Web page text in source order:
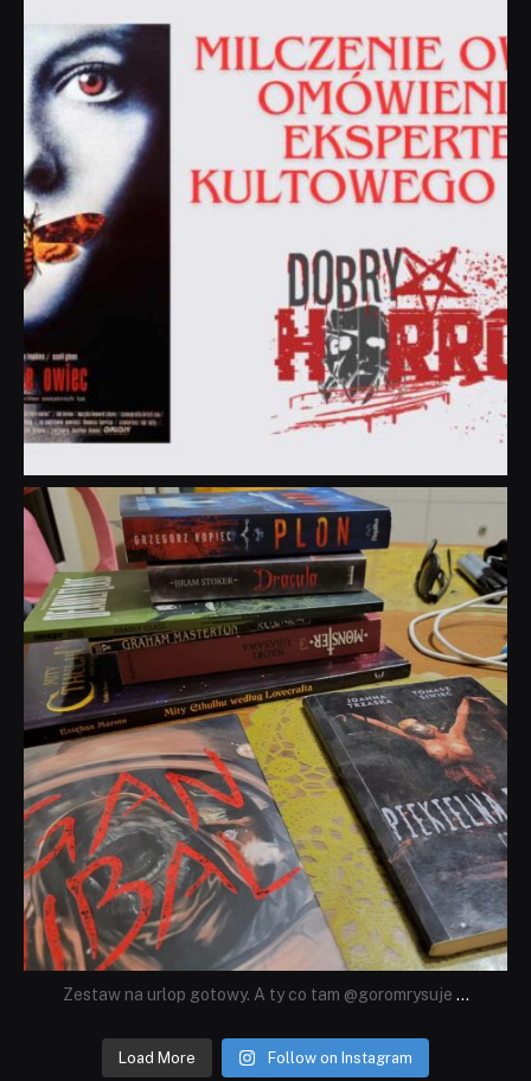
dobryhorror
Lip 31
Zestaw na urlop gotowy. A ty co tam @goromrysuje ...
Load More Follow on Instagram